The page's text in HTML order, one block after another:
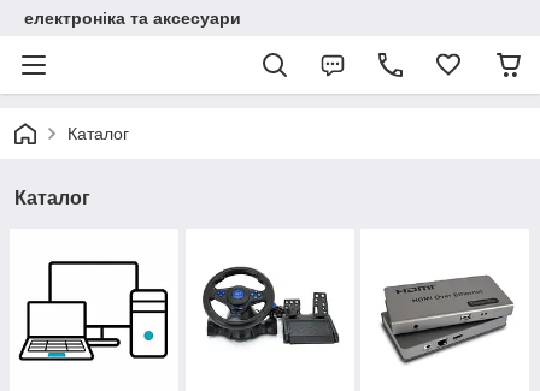
електроніка та аксесуари
Каталог
Каталог